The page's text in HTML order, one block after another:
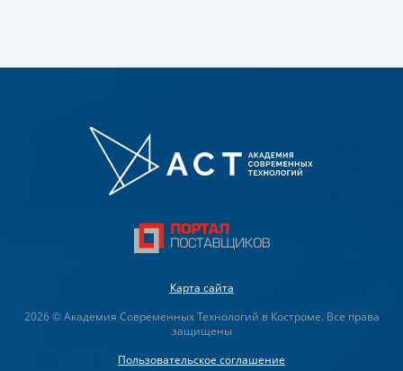
Карта сайта
2026 © Академия Современных Технологий в Костроме. Все права
защищены
Пользовательское соглашение